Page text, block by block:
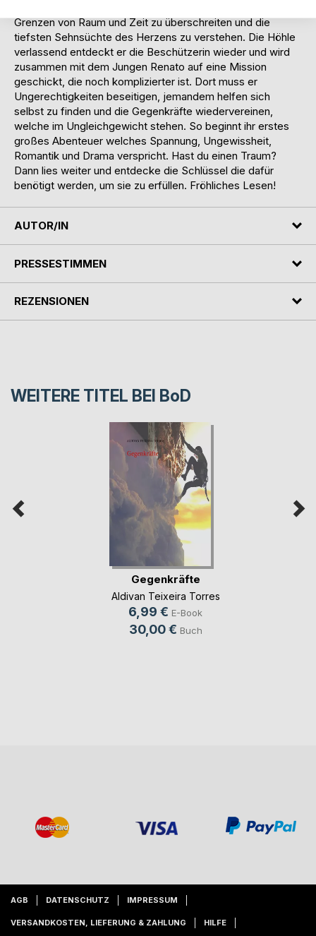
Grenzen von Raum und Zeit zu überschreiten und die
tiefsten Sehnsüchte des Herzens zu verstehen. Die Höhle
verlassend entdeckt er die Beschützerin wieder und wird
zusammen mit dem Jungen Renato auf eine Mission
geschickt, die noch komplizierter ist. Dort muss er
Ungerechtigkeiten beseitigen, jemandem helfen sich
selbst zu finden und die Gegenkräfte wiedervereinen,
welche im Ungleichgewicht stehen. So beginnt ihr erstes
großes Abenteuer welches Spannung, Ungewissheit,
Romantik und Drama verspricht. Hast du einen Traum?
Dann lies weiter und entdecke die Schlüssel die dafür
benötigt werden, um sie zu erfüllen. Fröhliches Lesen!
AUTOR/IN
PRESSESTIMMEN
REZENSIONEN
WEITERE TITEL BEI BoD
Gegenkräfte
Aldivan Teixeira Torres
6,99 € E-Book
30,00 € Buch
AGB DATENSCHUTZ IMPRESSUM
VERSANDKOSTEN, LIEFERUNG & ZAHLUNG HILFE